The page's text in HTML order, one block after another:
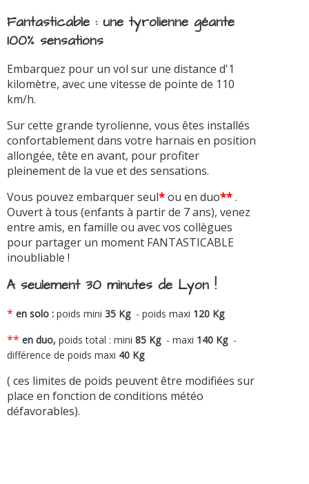
Fantasticable : une tyrolienne géante
100% sensations
Embarquez pour un vol sur une distance d'1
kilomètre, avec une vitesse de pointe de 110
km/h.
Sur cette grande tyrolienne, vous êtes installés
confortablement dans votre harnais en position
allongée, tête en avant, pour profiter
pleinement de la vue et des sensations.
Vous pouvez embarquer seul*ou en duo**.
Ouvert à tous (enfants à partir de 7 ans), venez
entre amis, en famille ou avec vos collègues
pour partager un moment FANTASTICABLE
inoubliable !
A seulement 30 minutes de Lyon !
* en solo : poids mini 35 Kg - poids maxi 120 Kg
** en duo, poids total : mini 85 Kg - maxi 140 Kg -
différence de poids maxi 40 Kg
( ces limites de poids peuvent être modifiées sur
place en fonction de conditions météo
défavorables).